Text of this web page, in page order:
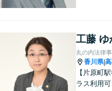
に取り組ん
依頼しやす
底してい
対応可】
工藤 ゆ
丸の内法律
香川県|
【片原町
ラス利用